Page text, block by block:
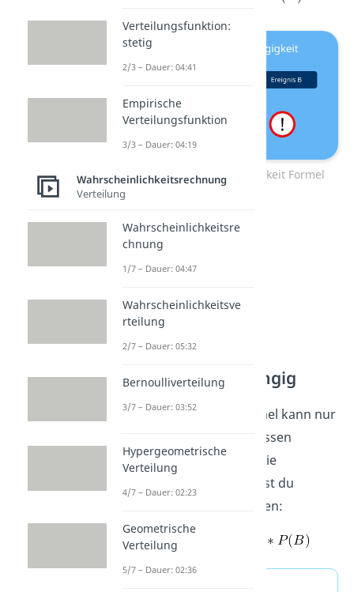
Stochastische Unabhängigkeit Formel
Stochastisch Abhängig
Aber Achtung! Diese Formel kann nur
bei unabhängigen Ereignissen
verwendet werden. Sind die
Ereignisse abhängig, musst du
folgende Formel verwenden:
Verteilungsfunktion:
stetig
2/3 – Dauer: 04:41
Empirische
Verteilungsfunktion
3/3 – Dauer: 04:19
Wahrscheinlichkeitsrechnung
Verteilung
Wahrscheinlichkeitsre
chnung
1/7 – Dauer: 04:47
Wahrscheinlichkeitsve
rteilung
2/7 – Dauer: 05:32
Bernoulliverteilung
3/7 – Dauer: 03:52
Hypergeometrische
Verteilung
4/7 – Dauer: 02:23
Geometrische
Verteilung
5/7 – Dauer: 02:36